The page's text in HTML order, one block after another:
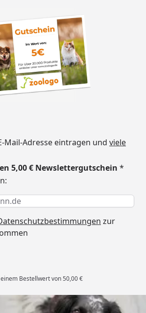
Mail-Adresse eintragen und viele
5,00 € Newslettergutschein *
zur
Bestellwert von 50,00 €